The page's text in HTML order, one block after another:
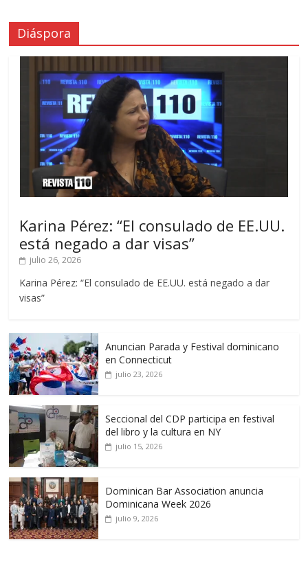
Diáspora
Karina Pérez: “El consulado de EE.UU.
está negado a dar visas”
julio 26, 2026
Karina Pérez: “El consulado de EE.UU. está negado a dar
visas”
Anuncian Parada y Festival dominicano
en Connecticut
julio 23, 2026
Seccional del CDP participa en festival
del libro y la cultura en NY
julio 15, 2026
Dominican Bar Association anuncia
Dominicana Week 2026
julio 9, 2026